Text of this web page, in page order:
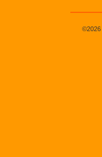
©2026